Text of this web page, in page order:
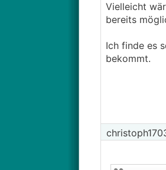
Vielleicht
bereits
Ich finde es
bekommt.